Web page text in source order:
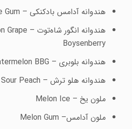
هندوانه آدامس بادکنکی – Gum
هندوانه انگور شاه‌توت – Grape
Boysenberry
هندوانه بلوبری – BBG
هندوانه هلو ترش – Peach
ملون یخ – Melon Ice
ملون آدامس– Melon Gum